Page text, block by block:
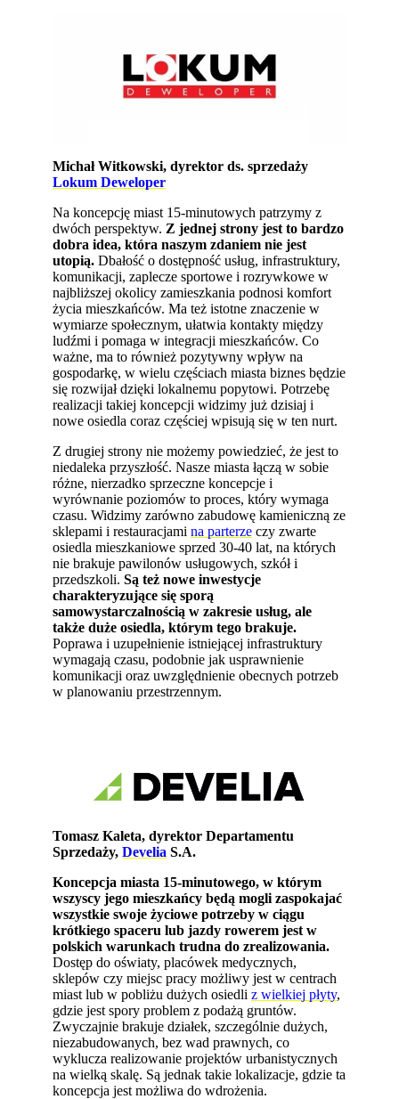
Michał Witkowski, dyrektor ds. sprzedaży
Lokum Deweloper
Na koncepcję miast 15-minutowych patrzymy z
dwóch perspektyw. Z jednej strony jest to bardzo
dobra idea, która naszym zdaniem nie jest
utopią. Dbałość o dostępność usług, infrastruktury,
komunikacji, zaplecze sportowe i rozrywkowe w
najbliższej okolicy zamieszkania podnosi komfort
życia mieszkańców. Ma też istotne znaczenie w
wymiarze społecznym, ułatwia kontakty między
ludźmi i pomaga w integracji mieszkańców. Co
ważne, ma to również pozytywny wpływ na
gospodarkę, w wielu częściach miasta biznes będzie
się rozwijał dzięki lokalnemu popytowi. Potrzebę
realizacji takiej koncepcji widzimy już dzisiaj i
nowe osiedla coraz częściej wpisują się w ten nurt.
Z drugiej strony nie możemy powiedzieć, że jest to
niedaleka przyszłość. Nasze miasta łączą w sobie
różne, nierzadko sprzeczne koncepcje i
wyrównanie poziomów to proces, który wymaga
czasu. Widzimy zarówno zabudowę kamieniczną ze
sklepami i restauracjamina parterze czy zwarte
osiedla mieszkaniowe sprzed 30-40 lat, na których
nie brakuje pawilonów usługowych, szkół i
przedszkoli.Są też nowe inwestycje
charakteryzujące się sporą
samowystarczalnością w zakresie usług, ale
także duże osiedla, którym tego brakuje.
Poprawa i uzupełnienie istniejącej infrastruktury
wymagają czasu, podobnie jak usprawnienie
komunikacji oraz uwzględnienie obecnych potrzeb
w planowaniu przestrzennym.
Tomasz Kaleta, dyrektor Departamentu
Sprzedaży,Develia S.A.
Koncepcja miasta 15-minutowego, w którym
wszyscy jego mieszkańcy będą mogli zaspokajać
wszystkie swoje życiowe potrzeby w ciągu
krótkiego spaceru lub jazdy rowerem jest w
polskich warunkach trudna do zrealizowania.
Dostęp do oświaty, placówek medycznych,
sklepów czy miejsc pracy możliwy jest w centrach
miast lub w pobliżu dużych osiedliz wielkiej płyty,
gdzie jest spory problem z podażą gruntów.
Zwyczajnie brakuje działek, szczególnie dużych,
niezabudowanych, bez wad prawnych, co
wyklucza realizowanie projektów urbanistycznych
na wielką skalę. Są jednak takie lokalizacje, gdzie ta
koncepcja jest możliwa do wdrożenia.